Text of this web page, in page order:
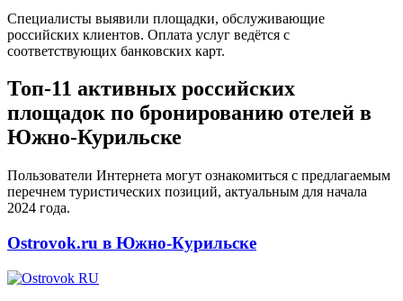
Специалисты выявили площадки, обслуживающие
российских клиентов. Оплата услуг ведётся с
соответствующих банковских карт.
Топ-11 активных российских
площадок по бронированию отелей в
Южно-Курильске
Пользователи Интернета могут ознакомиться с предлагаемым
перечнем туристических позиций, актуальным для начала
2024 года.
Ostrovok.ru в Южно-Курильске